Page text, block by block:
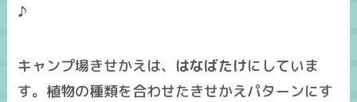
♪
キャンプ場きせかえは、 はなばたけにしていま
す。植物の種類を合わせたきせかえパターンにす